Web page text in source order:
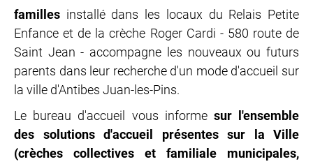
familles installé dans les locaux du Relais Petite
Enfance et de la crèche Roger Cardi - 580 route de
Saint Jean - accompagne les nouveaux ou futurs
parents dans leur recherche d'un mode d'accueil sur
la ville d'Antibes Juan-les-Pins.
Le bureau d'accueil vous informe sur l'ensemble
des solutions d'accueil présentes sur la Ville
(crèches collectives et familiale municipales,